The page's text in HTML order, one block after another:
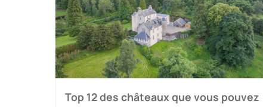
Top 12 des châteaux que vous pouvez